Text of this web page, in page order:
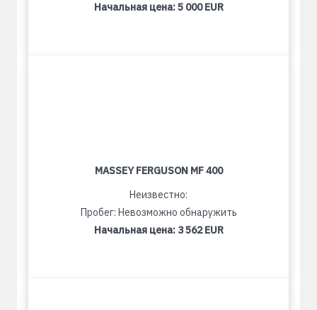
Начальная цена:5 000 EUR
MASSEY FERGUSON MF 400
Неизвестно:
Пробег: Невозможно обнаружить
Начальная цена: 3 562 EUR